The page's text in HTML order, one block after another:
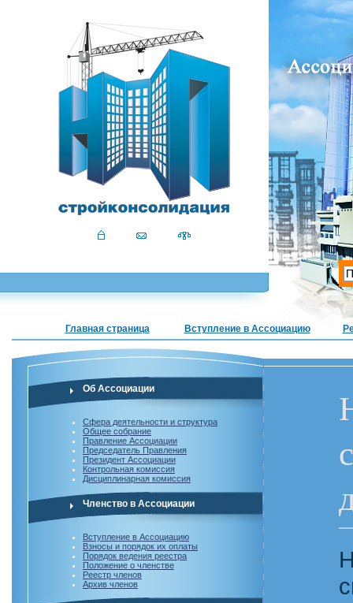
Главная страница Вступление в Ассоциацию
Об Ассоциации
Сфера деятельности и структура
Общее собрание
Правление Ассоциации
Председатель Правления
Президент Ассоциации
Контрольная комиссия
Дисциплинарная комиссия
Членство в Ассоциации
Вступление в Ассоциацию
Взносы и порядок их оплаты
Порядок ведения реестра
Положение о членстве
Реестр членов
Архив членов